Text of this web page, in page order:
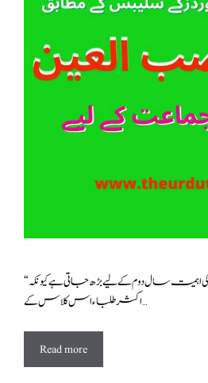
“میرا نصب العین ” مضمون کی اہمیت سال دوم کے لیے بڑھ جاتی ہے کیونکہ
اکثر طلباء اس کلاس کے …
Read more